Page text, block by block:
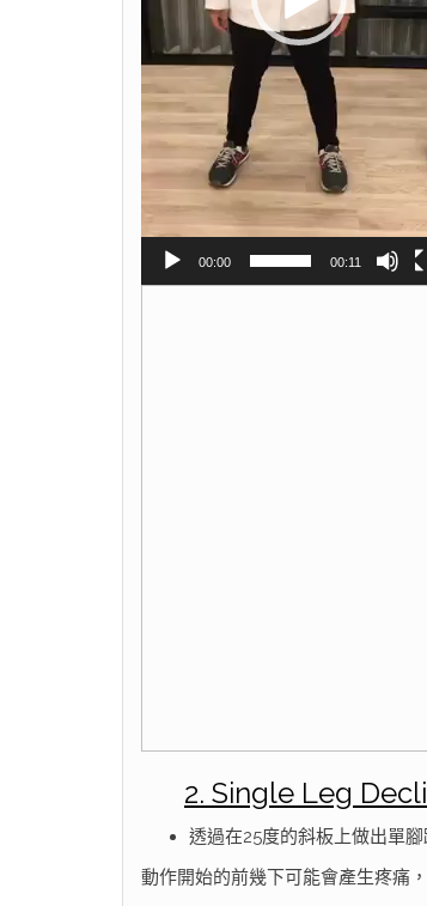
00:00 00:11
2. Single Leg
透過在25度的斜板上做出單
動作開始的前幾下可能會產生疼痛